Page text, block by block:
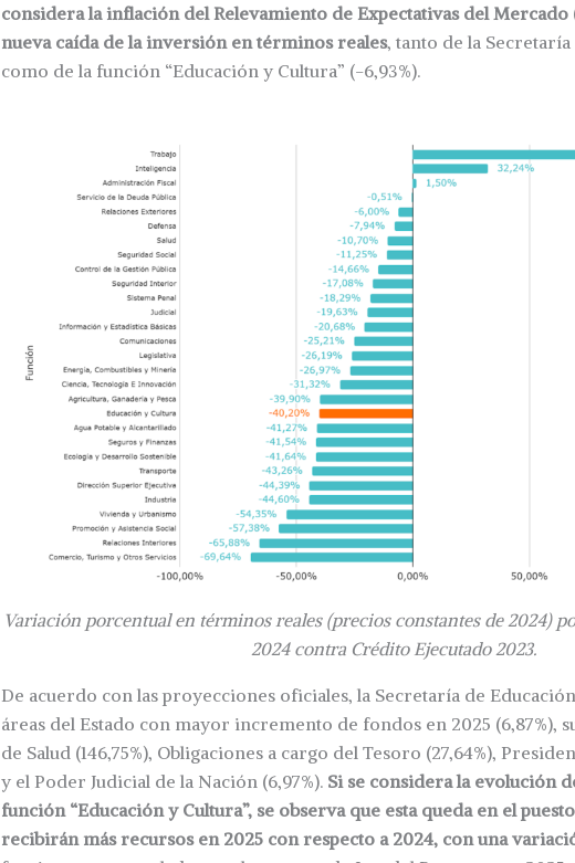
considera la inflación del Relevamiento de Expectativas del Mercado
nueva caída de la inversión en términos reales, tanto de la Secretaría
como de la función “Educación y Cultura” (-6,93%).
Variación porcentual en términos reales (precios constantes de 2024)
2024 contra Crédito Ejecutado 2023.
De acuerdo con las proyecciones oficiales, la Secretaría de
áreas del Estado con mayor incremento de fondos en 2025 (6,87%),
de Salud (146,75%), Obligaciones a cargo del Tesoro (27,64%),
y el Poder Judicial de la Nación (6,97%). Si se considera la evolución
función “Educación y Cultura”, se observa que esta queda en el
recibirán más recursos en 2025 con respecto a 2024, con una